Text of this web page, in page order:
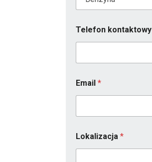
Telefon kontaktowy
Email *
Lokalizacja *